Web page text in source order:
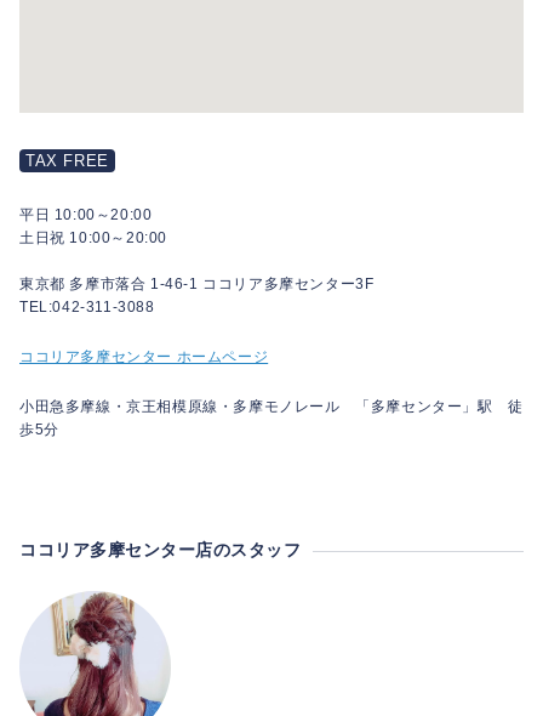
TAX FREE
平日 10:00～20:00
土日祝 10:00～20:00
東京都 多摩市落合 1-46-1 ココリア多摩センター3F
TEL:042-311-3088
ココリア多摩センター ホームページ
小田急多摩線・京王相模原線・多摩モノレール 「多摩センター」駅 徒
歩5分
ココリア多摩センター店のスタッフ